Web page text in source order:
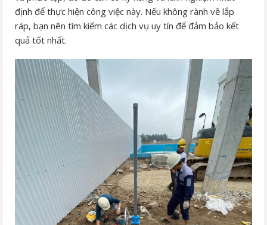
định để thực hiện công việc này. Nếu không rành về lắp
ráp, bạn nên tìm kiếm các dịch vụ uy tín để đảm bảo kết
quả tốt nhất.